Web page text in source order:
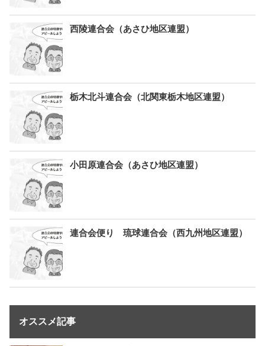
西陵連合会（あさひ地区連盟）
栃木北斗連合会（北関東栃木地区連盟）
小田原連合会（あさひ地区連盟）
連合会便り 琉球連合会（西九州地区連盟）
オススメ記事